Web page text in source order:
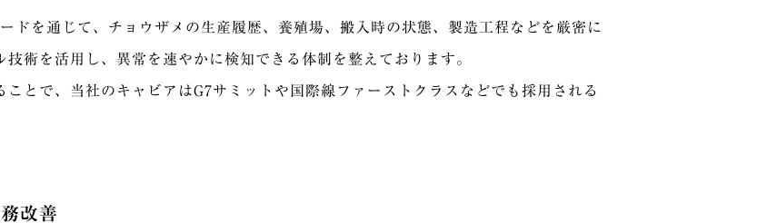
ドを通じて、チョウザメの生産履歴、養殖場、搬入時の状態、製造工程などを厳密に
術を活用し、異常を速やかに検知できる体制を整えております。
とで、当社のキャビアはG7サミットや国際線ファーストクラスなどでも採用される
改善